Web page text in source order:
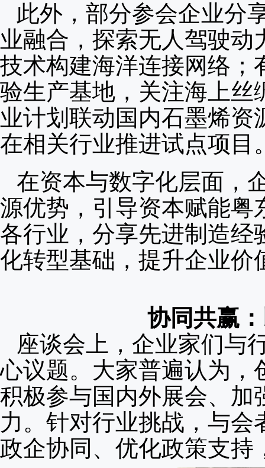
此外，部分参会企业分
业融合，探索无人驾驶
技术构建海洋连接网络；
验生产基地，关注海上丝
业计划联动国内石墨烯
在相关行业推进试点项目
在资本与数字化层面，
源优势，引导资本赋能粤
各行业，分享先进制造经
化转型基础，提升企业价
协同共赢
座谈会上，企业家们与
心议题。大家普遍认为，
积极参与国内外展会、加
力。针对行业挑战，与
政企协同、优化政策支持